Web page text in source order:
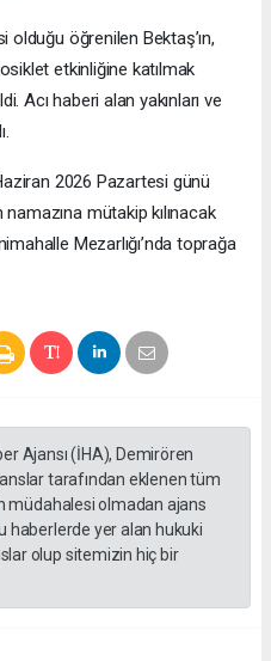
öğrenilen Bektaş’ın,
etkinliğine katılmak
Acı haberi alan yakınları ve
2026 Pazartesi günü
mütakip kılınacak
Mezarlığı’nda toprağa
Ajansı (İHA), Demirören
tarafından eklenen tüm
müdahalesi olmadan ajans
haberlerde yer alan hukuki
olup sitemizin hiç bir